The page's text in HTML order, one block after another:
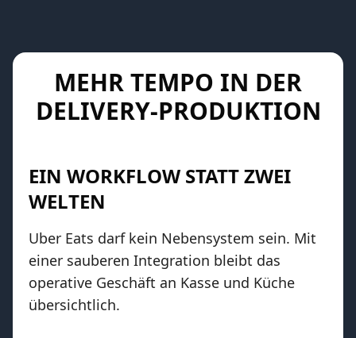
MEHR TEMPO IN DER
DELIVERY-PRODUKTION
EIN WORKFLOW STATT ZWEI
WELTEN
Uber Eats darf kein Nebensystem sein. Mit
einer sauberen Integration bleibt das
operative Geschäft an Kasse und Küche
übersichtlich.